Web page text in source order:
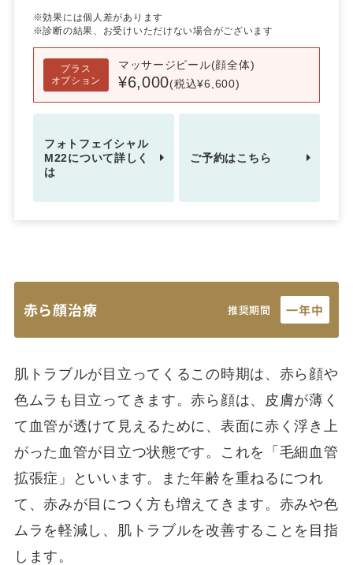
※効果には個人差があります
※診断の結果、お受けいただけない場合がございます
プラス
オプション
マッサージピール(顔全体)
¥6,000(税込¥6,600)
フォトフェイシャル
M22について詳しく
は
ご予約はこちら
赤ら顔治療 推奨期間 一年中
肌トラブルが目立ってくるこの時期は、赤ら顔や
色ムラも目立ってきます。赤ら顔は、皮膚が薄く
て血管が透けて見えるために、表面に赤く浮き上
がった血管が目立つ状態です。これを「毛細血管
拡張症」といいます。また年齢を重ねるにつれ
て、赤みが目につく方も増えてきます。赤みや色
ムラを軽減し、肌トラブルを改善することを目指
します。